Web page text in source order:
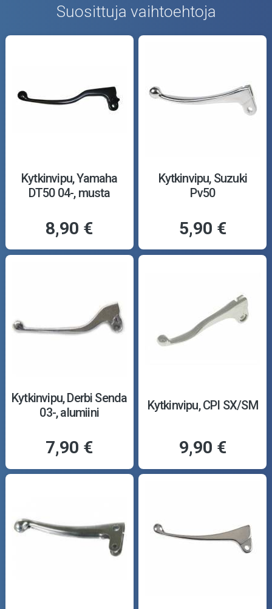
Suosittuja vaihtoehtoja
Kytkinvipu, Yamaha
DT50 04-, musta
8,90 €
Kytkinvipu, Suzuki
Pv50
5,90 €
Kytkinvipu, Derbi Senda
03-, alumiini
7,90 €
Kytkinvipu, CPI SX/SM
9,90 €